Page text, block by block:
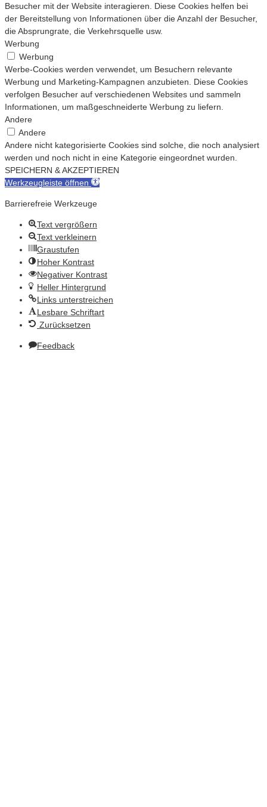
Besucher mit der Website interagieren. Diese Cookies helfen bei
der Bereitstellung von Informationen über die Anzahl der Besucher,
die Absprungrate, die Verkehrsquelle usw.
Werbung
Werbung
Werbe-Cookies werden verwendet, um Besuchern relevante
Werbung und Marketing-Kampagnen anzubieten. Diese Cookies
verfolgen Besucher auf verschiedenen Websites und sammeln
Informationen, um maßgeschneiderte Werbung zu liefern.
Andere
Andere
Andere nicht kategorisierte Cookies sind solche, die noch analysiert
werden und noch nicht in eine Kategorie eingeordnet wurden.
SPEICHERN & AKZEPTIEREN
Werkzeugleiste öffnen
Barrierefreie Werkzeuge
Text vergrößern
Text verkleinern
Graustufen
Hoher Kontrast
Negativer Kontrast
Heller Hintergrund
Links unterstreichen
Lesbare Schriftart
Zurücksetzen
Feedback